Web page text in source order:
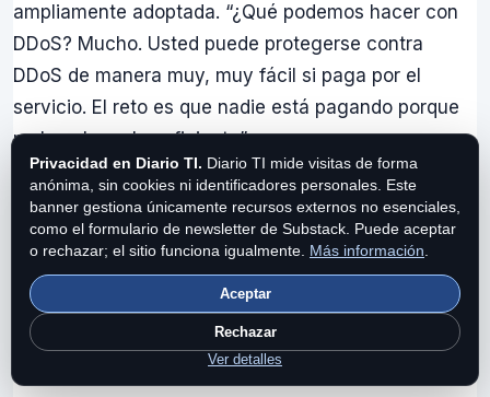
ampliamente adoptada. “¿Qué podemos hacer con
DDoS? Mucho. Usted puede protegerse contra
DDoS de manera muy, muy fácil si paga por el
servicio. El reto es que nadie está pagando porque
no lo valoran lo suficiente”.
Mantenga la cabeza en alto para
evitar problemas y encontrar
soluciones
Es fácil sentirse abrumado. Hay tantos ataques,
tantos agentes maliciosos, y tantas soluciones en el
Privacidad en Diario TI. Diario TI mide visitas de forma
anónima, sin cookies ni identificadores personales. Este
banner gestiona únicamente recursos externos no esenciales,
como el formulario de newsletter de Substack. Puede aceptar
o rechazar; el sitio funciona igualmente. Más información
Aceptar
Rechazar
Ver detalles